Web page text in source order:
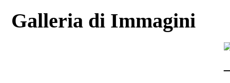
Galleria di Immagini